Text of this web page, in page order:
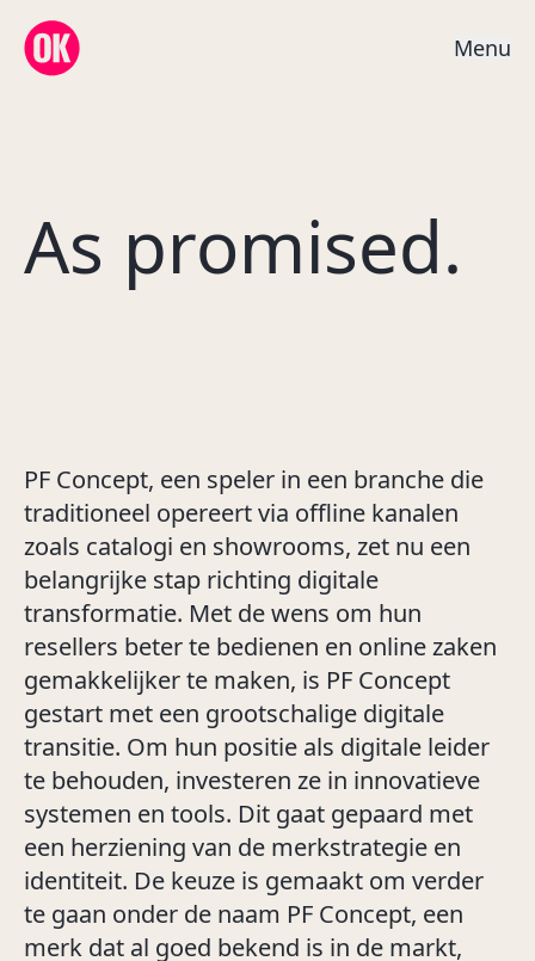
OK Creative Agency
Menu
As promised.
PF Concept, een speler in een branche die
traditioneel opereert via offline kanalen
zoals catalogi en showrooms, zet nu een
belangrijke stap richting digitale
transformatie. Met de wens om hun
resellers beter te bedienen en online zaken
gemakkelijker te maken, is PF Concept
gestart met een grootschalige digitale
transitie. Om hun positie als digitale leider
te behouden, investeren ze in innovatieve
systemen en tools. Dit gaat gepaard met
een herziening van de merkstrategie en
identiteit. De keuze is gemaakt om verder
te gaan onder de naam PF Concept, een
merk dat al goed bekend is in de markt,